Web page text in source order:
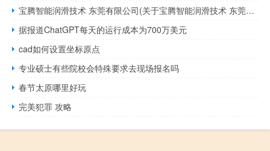
宝腾智能润滑技术 东莞有限公司(关于宝腾智能润滑技术 东莞有限公司简述)
据报道ChatGPT每天的运行成本为700万美元
cad如何设置坐标原点
专业硕士有些院校会特殊要求去现场报名吗
春节太原哪里好玩
完美犯罪 攻略